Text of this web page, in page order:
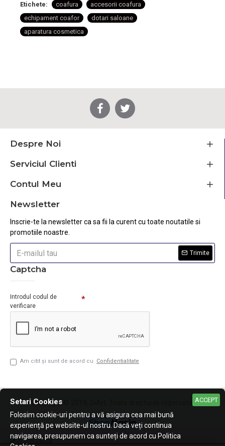
Etichete: coafura
accesorii coafura
echipament coafor
dotari saloane
aparatura cosmetica
Despre Noi
Serviciul Clienti
Contul Meu
Newsletter
Inscrie-te la newsletter ca sa fii la curent cu toate noutatile si
promotiile noastre.
Trimite
Captcha
Introdul codul de
verificare
Am citit şi sunt de acord cu Confidentialitate
Copyright © 2019, DiArt, Toate drepturile rezervate. ACCEPT
Setari Cookies
Folosim cookie-uri pentru a vă asigura cea mai bună
experiență pe website-ul nostru. Dacă veți continua
navigarea, presupunem ca sunteți de acord cu Politica